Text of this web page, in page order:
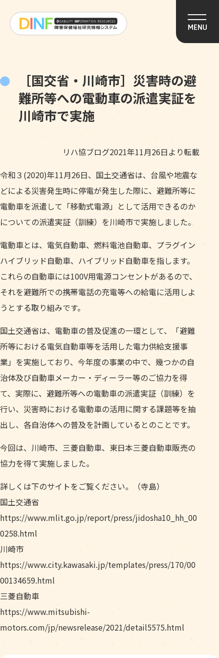
MENU
［国交省・川崎市］災害時の避
難所等への電動車の派遣実証を
川崎市で実施
リハ協ブログ2021年11月26日より転載
令和３(2020)年11月26日、国土交通省は、台風や地震な
どによる災害発生時に停電が発生した際に、避難所等に
電動車を派遣して「移動式電源」として活用できるのか
についての派遣実証（訓練）を川崎市で実施しました。
電動車とは、電気自動車、燃料電池自動車、プラグイン
ハイブリッド自動車、ハイブリッド自動車を指します。
これらの自動車には100V用電源コンセントがあるので、
それを避難所での携帯電話の充電等への給電に活用しよ
うとする取り組みです。
国土交通省は、電動車の普及促進の一環として、「避難
所等における電気自動車等を活用した電力供給支援事
業」を実施しており、今年度の事業の中で、幾つかの自
治体及び自動車メーカー・ディーラー等のご協力を得
て、実際に、避難所等への電動車の派遣実証（訓練）を
行い、災害時における電動車の活用に関する課題等を抽
出し、各自治体への普及を計画しているとのことです。
今回は、川崎市、三菱自動車、東日本三菱自動車販売の
協力を得て実施しました。
詳しくは下のサイトをご覧ください。（寺島）
国土交通省
https://www.mlit.go.jp/report/press/jidosha10_hh_00
0258.html
川崎市
https://www.city.kawasaki.jp/templates/press/170/00
00134659.html
三菱自動車
https://www.mitsubishi-
motors.com/jp/newsrelease/2021/detail5575.html